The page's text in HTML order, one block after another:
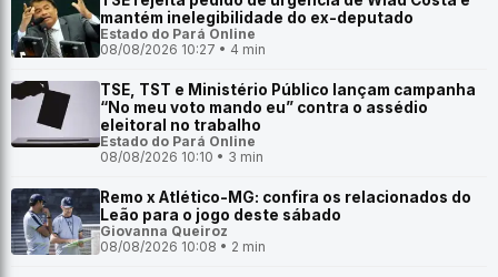
mantém inelegibilidade do ex-deputado
Estado do Pará Online
08/08/2026 10:27 • 4 min
TSE, TST e Ministério Público lançam campanha
“No meu voto mando eu” contra o assédio
eleitoral no trabalho
Estado do Pará Online
08/08/2026 10:10 • 3 min
Remo x Atlético-MG: confira os relacionados do
Leão para o jogo deste sábado
Giovanna Queiroz
08/08/2026 10:08 • 2 min